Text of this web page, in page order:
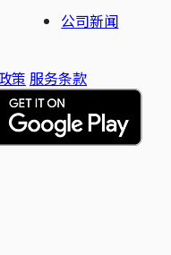
公司新闻
策 服务条款